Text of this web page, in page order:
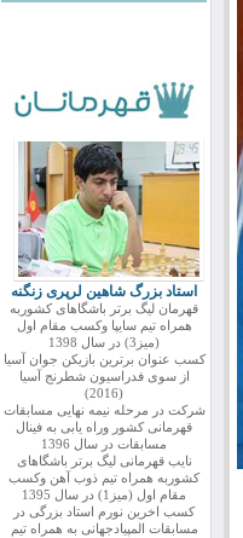
استاد بزرگ شاهین لرپری زنگنه
قهرمان لیگ برتر باشگاهای کشوربه
همراه تیم سایپا وکسب مقام اول
(میز3) در سال 1398
کسب عنوان برترین بازیکن جوان آسیا
از سوی فدراسیون شطرنج آسیا
(2016)
شرکت در مرحله نیمه نهایی مسابقات
قهرمانی کشور وراه یابی به فینال
مسابقات در سال 1396
نایب قهرمانی لیگ برتر باشگاهای
کشوربه همراه تیم ذوب آهن وکسب
مقام اول (میز1) در سال 1395
کسب اخرین نورم استاد بزرگی در
مسابقات المپیادجهانی به همراه تیم